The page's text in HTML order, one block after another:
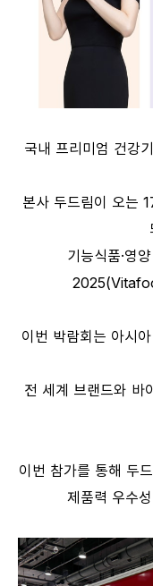
국내 프리미엄 건강
본사 두드림이 오는
기능식품·영
이번 박람회는 아시
전 세계 브랜드와 바
이번 참가를 통해 두
제품력 우수